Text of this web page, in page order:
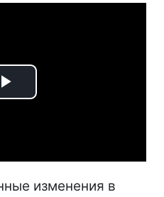
Play
изменения в